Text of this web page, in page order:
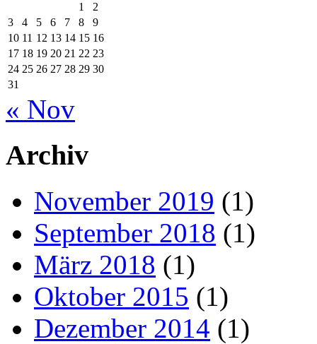
1
2
3
4 5 6 7 8
9
10 11 12 13 14 15 16
17 18 19 20 21 22 23
24 25 26 27 28 29 30
31
« Nov
Archiv
November 2019 (1)
September 2018 (1)
März 2018 (1)
Oktober 2015 (1)
Dezember 2014 (1)